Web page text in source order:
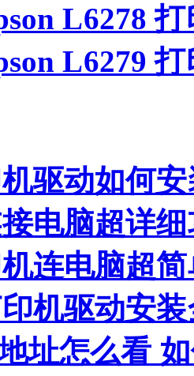
L6278
L6279
驱动如何
电脑超详
连电脑超
机驱动安
址怎么看